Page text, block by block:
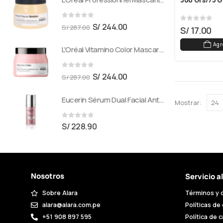
S/17.00
Mostrar:
out of 5
S/287.00 S/ 244.00
L'Oréal Vitamino Color Mascarilla Para Cabello Teñido 500 ml
out of 5
S/287.00 S/ 244.00
Eucerin Sérum Dual Facial Antipigment 30 ml
0 out of 5
S/228.90
Nosotros
Sobre Alara
alara@alara.com.pe
+51 908 897 595
Servicio
Términos y
Políticas de
Política de